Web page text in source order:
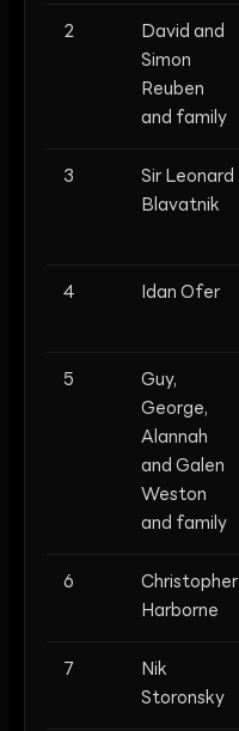
2
David and
Simon
Reuben
and family
3
Sir Leonard
Blavatnik
4 Idan Ofer
5
Guy,
George,
Alannah
and Galen
Weston
and family
6
Christopher
Harborne
7
Nik
Storonsky